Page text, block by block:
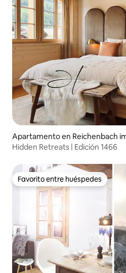
Apartamento en Reichenbach
Hidden Retreats | Edición 1466
Favorito entre huéspedes
Favorito entre huéspedes